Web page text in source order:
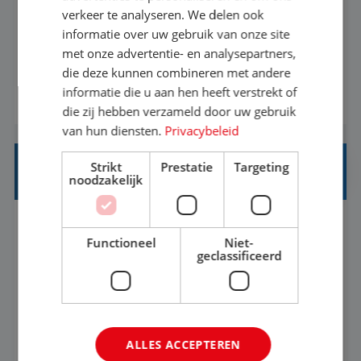
Als Stagiaire Business Intelligence ga je de
informatiebehoefte van verschillende interne
afdelingen specificeren. Aan de hand van deze
informatiebehoefte ga je BI-producten zoals
adviezen, rapportages en dashboards
ontwikkelen, aanpassen en leveren. Deze
producten ontwikkel je door middel van de data
uit ons datawa...
BEKIJK VACATURE
INKOPER VAKANTIES
Nijmegen Baan 33-36 uur MBO
Jij vindt de mooiste plekjes ter wereld en geeft
eenoudergezinnen én singles de meest
onvergetelijke vakanties van hun leven, hoe gaaf
is dat? Ben jij de commerciële professional die
verkeer te analyseren. We delen ook
informatie over uw gebruik van onze site
met onze advertentie- en analysepartners,
die deze kunnen combineren met andere
informatie die u aan hen heeft verstrekt of
die zij hebben verzameld door uw gebruik
van hun diensten. Privacybeleid
Strikt
noodzakelijk
Prestatie Targeting
Functioneel
Niet-
geclassificeerd
ALLES ACCEPTEREN